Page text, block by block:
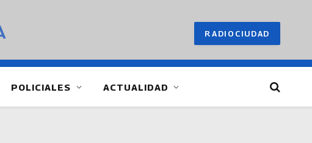
RADIOCIUDAD
POLICIALES ACTUALIDAD